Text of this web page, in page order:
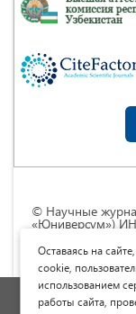
© Научные
«Юниверсум»)
Commons «
Непортированная
Оставаясь на
cookie,
использованием
работы сайта,